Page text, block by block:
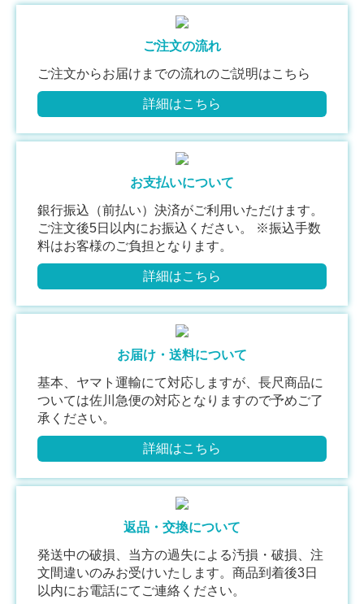
ご注文の流れ
ご注文からお届けまでの流れのご説明はこちら
詳細はこちら
お支払いについて
銀行振込（前払い）決済がご利用いただけます。
ご注文後5日以内にお振込ください。 ※振込手数
料はお客様のご負担となります。
詳細はこちら
お届け・送料について
基本、ヤマト運輸にて対応しますが、長尺商品に
ついては佐川急便の対応となりますので予めご了
承ください。
詳細はこちら
返品・交換について
発送中の破損、当方の過失による汚損・破損、注
文間違いのみお受けいたします。商品到着後3日
以内にお電話にてご連絡ください。